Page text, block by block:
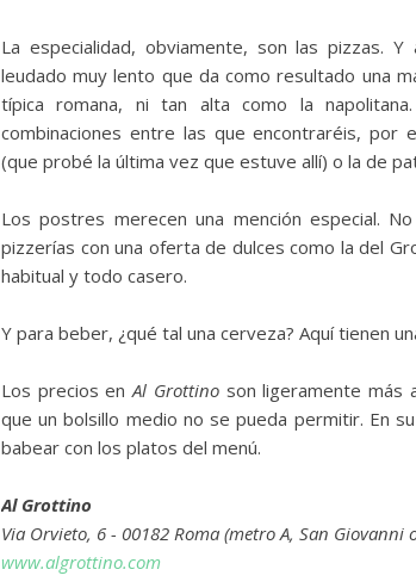
La especialidad, obviamente, son las pizzas.
leudado muy lento que da como resultado una
típica romana, ni tan alta como la
combinaciones entre las que encontraréis, por
(que probé la última vez que estuve allí) o la de
Los postres merecen una mención especial.
pizzerías con una oferta de dulces como la del
habitual y todo casero.
Y para beber, ¿qué tal una cerveza? Aquí tienen
Los precios enAl Grottinoson ligeramente más
que un bolsillo medio no se pueda permitir. En
babear con los platos del menú.
Al Grottino
Via Orvieto, 6 - 00182 Roma (metro A, San Giovanni
www.algrottino.com